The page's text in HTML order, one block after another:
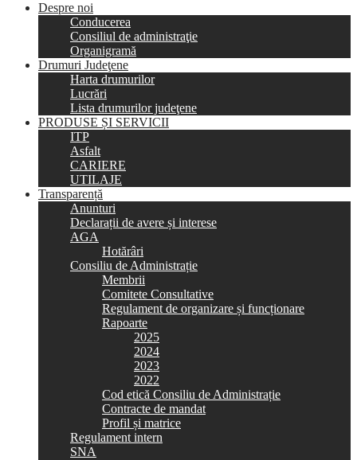
Despre noi
Conducerea
Consiliul de administraţie
Organigramă
Drumuri Judeţene
Harta drumurilor
Lucrări
Lista drumurilor judeţene
PRODUSE ȘI SERVICII
ITP
Asfalt
CARIERE
UTILAJE
Transparență
Anunturi
Declarații de avere și interese
AGA
Hotărâri
Consiliu de Administrație
Membrii
Comitete Consultative
Regulament de organizare și funcționare
Rapoarte
2025
2024
2023
2022
Cod etică Consiliu de Administrație
Contracte de mandat
Profil și matrice
Regulament intern
SNA